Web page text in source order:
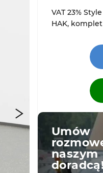
VAT 23%
HAK, komplet
Umów
naszym